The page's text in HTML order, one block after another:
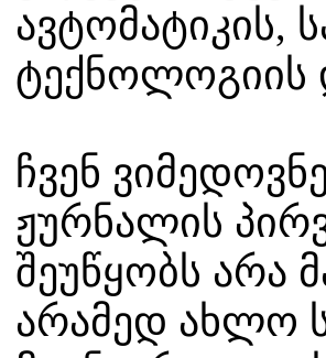
ავტომატიკის,
ტექნოლოგიის
ჩვენ
ჟურნალის
შეუწყობს არა
არამედ ახლო